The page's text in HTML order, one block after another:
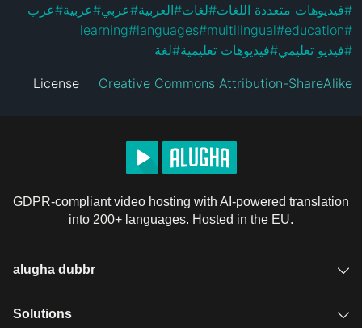
#فيديوهات متعددة اللغات#لغات#العربية#عربي#عربية#عرب
#
education
#
multilingual
#
languages
#
learning
#فيديو تعليمي#فيديوهات تعليمية#لغة
License Creative Commons Attribution-ShareAlike
GDPR-compliant video hosting with AI-powered translation
into 200+ languages. Hosted in the EU.
alugha dubbr
Overview
Solutions